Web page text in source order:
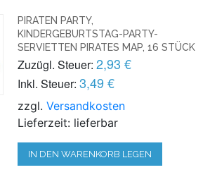
PIRATEN PARTY,
KINDERGEBURTSTAG-PARTY-
SERVIETTEN PIRATES MAP, 16 STÜCK
Zuzügl. Steuer: 2,93 €
Inkl. Steuer: 3,49 €
zzgl.Versandkosten
Lieferzeit: lieferbar
IN DEN WARENKORB LEGEN